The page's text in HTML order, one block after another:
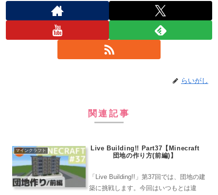
らいがし
関連記事
マインクラフト
Live Building!! Part37【Minecraft
団地の作り方(前編)】
「Live Building!!」第37回では、団地の建
築に挑戦します。今回はいつもとは違